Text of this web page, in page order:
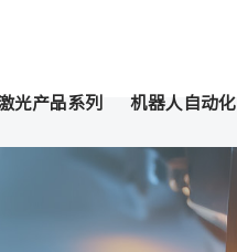
光产品系列 机器人自动化